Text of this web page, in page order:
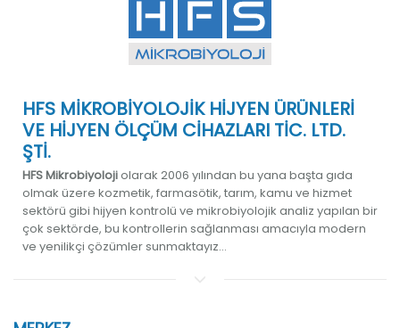
HFS MİKROBİYOLOJİK HİJYEN ÜRÜNLERİ
VE HİJYEN ÖLÇÜM CİHAZLARI TİC. LTD.
ŞTİ.
HFS Mikrobiyolojiolarak 2006 yılından bu yana başta gıda
olmak üzere kozmetik, farmasötik, tarım, kamu ve hizmet
sektörü gibi hijyen kontrolü ve mikrobiyolojik analiz yapılan bir
çok sektörde, bu kontrollerin sağlanması amacıyla modern
ve yenilikçi çözümler sunmaktayız...